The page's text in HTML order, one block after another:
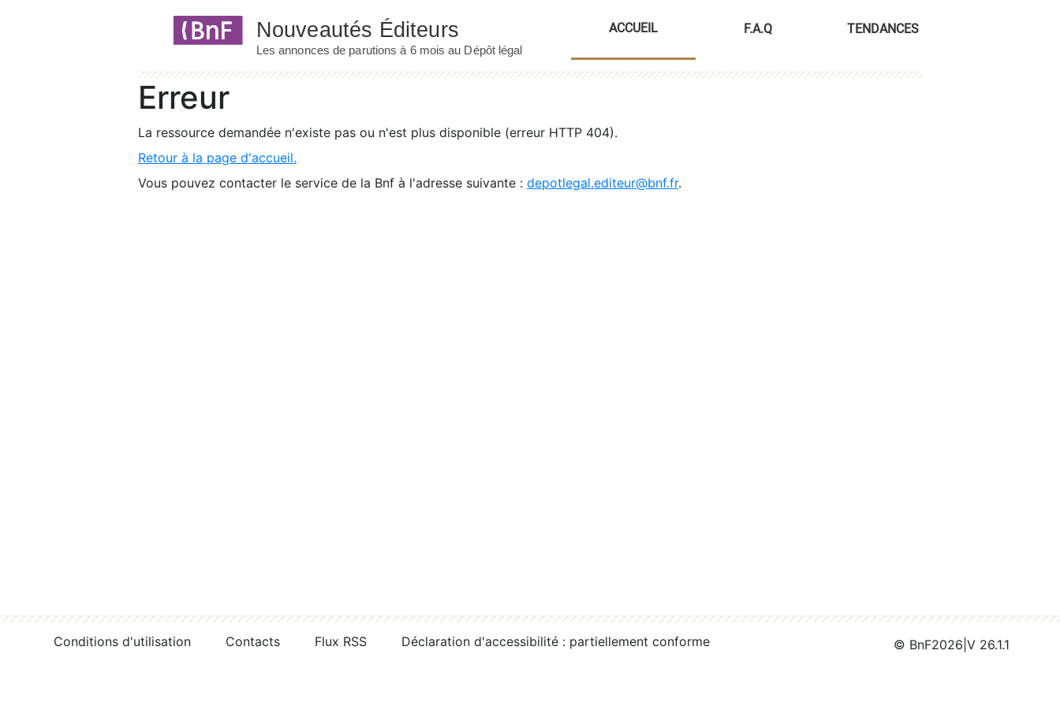
ACCUEIL F.A.Q TENDANCES
Erreur
La ressource demandée n'existe pas ou n'est plus disponible (erreur HTTP 404).
Retour à la page d'accueil.
Vous pouvez contacter le service de la Bnf à l'adresse suivante : depotlegal.editeur@bnf.fr.
Conditions d'utilisation Contacts Flux RSS Déclaration d'accessibilité : partiellement conforme © BnF2026 V 26.1.1